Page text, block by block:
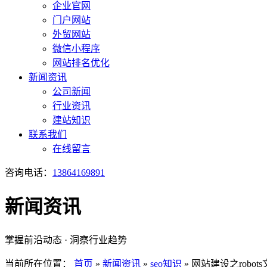
企业官网
门户网站
外贸网站
微信小程序
网站排名优化
新闻资讯
公司新闻
行业资讯
建站知识
联系我们
在线留言
咨询电话： 13864169891
新闻资讯
掌握前沿动态 · 洞察行业趋势
当前所在位置： 首页 » 新闻资讯 » seo知识 » 网站建设之robots